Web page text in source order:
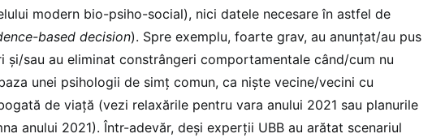
modern bio-psiho-social), nici datele necesare în astfel de
based decision). Spre exemplu, foarte grav, au anunțat/au pus
și/sau au eliminat constrângeri comportamentale când/cum nu
unei psihologii de simț comun, ca niște vecine/vecini cu
de viață (vezi relaxările pentru vara anului 2021 sau planurile
anului 2021). Într-adevăr, deși experții UBB au arătat scenariul